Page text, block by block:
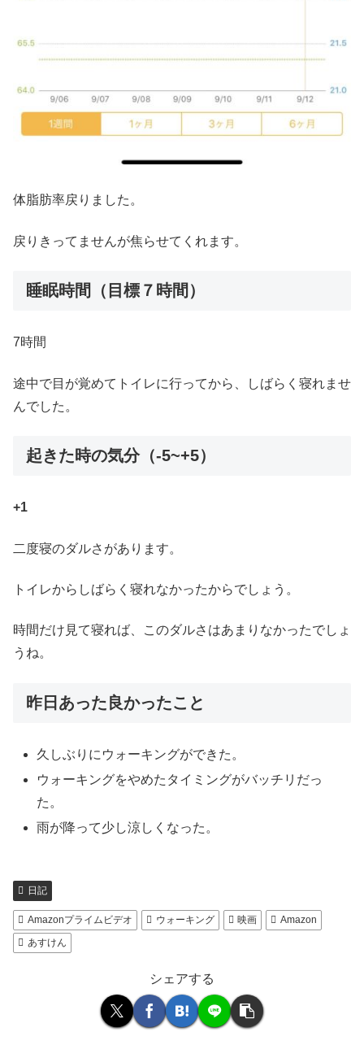
体脂肪率戻りました。
戻りきってませんが焦らせてくれます。
睡眠時間（目標７時間）
7時間
途中で目が覚めてトイレに行ってから、しばらく寝れませ
んでした。
起きた時の気分（-5~+5）
+1
二度寝のダルさがあります。
トイレからしばらく寝れなかったからでしょう。
時間だけ見て寝れば、このダルさはあまりなかったでしょ
うね。
昨日あった良かったこと
久しぶりにウォーキングができた。
ウォーキングをやめたタイミングがバッチリだっ
た。
雨が降って少し涼しくなった。
日記
Amazonプライムビデオ ウォーキング 映画
Amazon
あすけん
シェアする